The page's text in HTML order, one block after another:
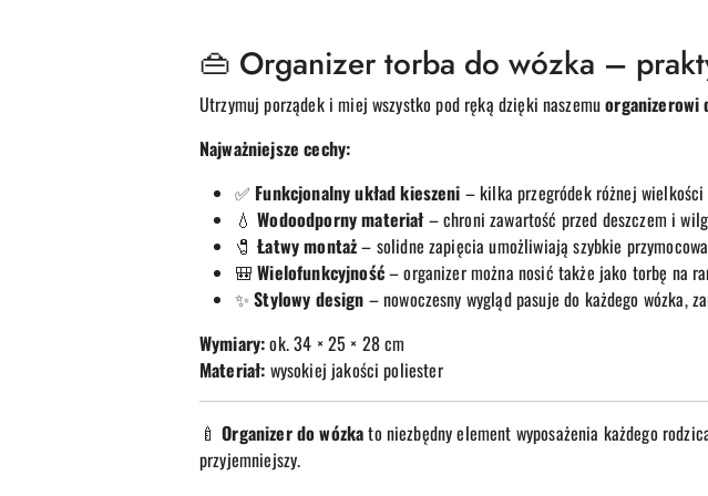
👜 Organizer torba do wózka –
Utrzymuj porządek i miej wszystko pod ręką dzięki naszemuorganizerowi
Najważniejsze cechy:
✅ Funkcjonalny układ kieszeni – kilka przegródek różnej
💧Wodoodporny materiał– chroni zawartość przed deszczem i
🧷Łatwy montaż– solidne zapięcia umożliwiają szybkie
🎒Wielofunkcyjność– organizer można nosić także jako torbę na
✨Stylowy design – nowoczesny wygląd pasuje do każdego wózka,
Wymiary:ok. 34 × 25 × 28 cm
Materiał: wysokiej jakości poliester
🍼Organizer do wózkato niezbędny element wyposażenia każdego
przyjemniejszy.